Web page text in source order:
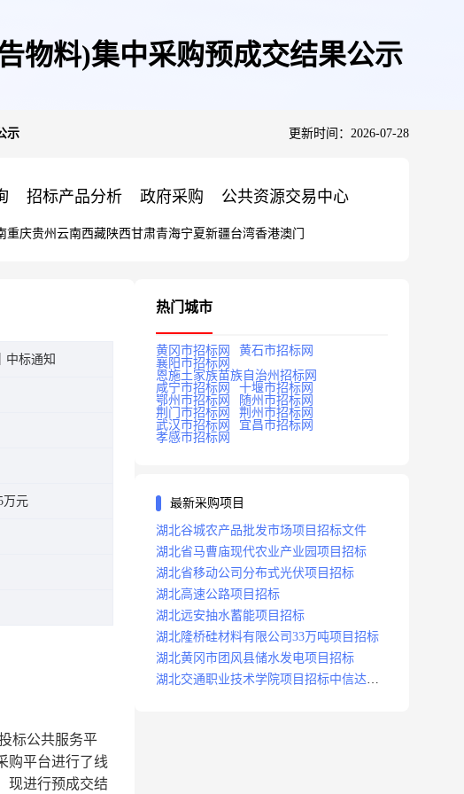
物料)集中采购预成交结果公示
示 更新时间：2026-07-28
招标产品分析 政府采购 公共资源交易中心
重庆贵州 云南西藏陕西甘肃青海宁夏新疆台湾香港澳门
中标通知
万元
标公共服务平
购平台进行了线
现进行预成交结
热门城市
黄冈市招标网
黄石市招标网
襄阳市招标网
恩施土家族苗族自治州招标网
咸宁市招标网
十堰市招标网
鄂州市招标网
随州市招标网
荆门市招标网
荆州市招标网
武汉市招标网
宜昌市招标网
孝感市招标网
最新采购项目
湖北谷城农产品批发市场项目招标文件
湖北省马曹庙现代农业产业园项目招标
湖北省移动公司分布式光伏项目招标
湖北高速公路项目招标
湖北远安抽水蓄能项目招标
湖北隆桥硅材料有限公司33万吨项目招标
湖北黄冈市团风县储水发电项目招标
湖北交通职业技术学院项目招标中信达咨